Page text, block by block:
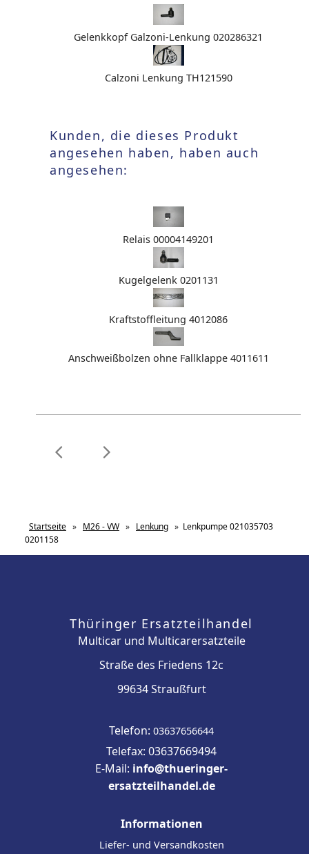
Gelenkkopf Galzoni-Lenkung 020286321
Calzoni Lenkung TH121590
Kunden, die dieses Produkt
angesehen haben, haben auch
angesehen:
Relais 00004149201
Kugelgelenk 0201131
Kraftstoffleitung 4012086
Anschweißbolzen ohne Fallklappe 4011611
Startseite » M26 - VW » Lenkung » Lenkpumpe 021035703
0201158
Thüringer Ersatzteilhandel
Multicar und Multicarersatzteile
Straße des Friedens 12c
99634 Straußfurt
Telefon: 03637656644
Telefax: 03637669494
E-Mail: info@thueringer-
ersatzteilhandel.de
Informationen
Liefer- und Versandkosten